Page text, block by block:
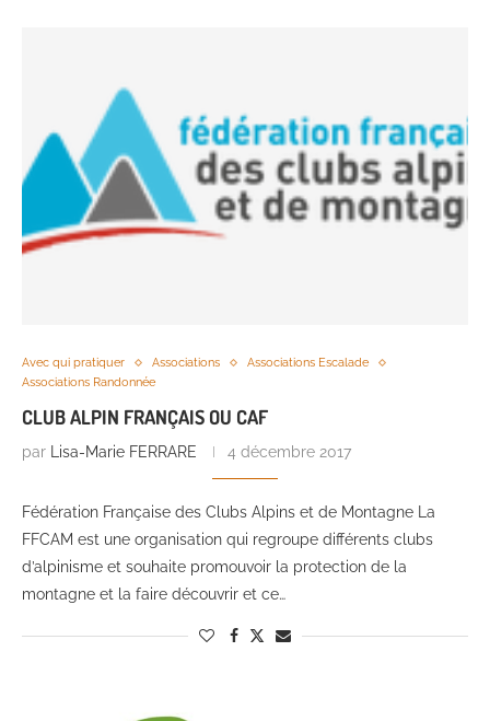
Avec qui pratiquer Associations
Associations Escalade
Associations Randonnée
CLUB ALPIN FRANÇAIS OU CAF
par Lisa-Marie FERRARE 4 décembre 2017
Fédération Française des Clubs Alpins et de Montagne La
FFCAM est une organisation qui regroupe différents clubs
d’alpinisme et souhaite promouvoir la protection de la
montagne et la faire découvrir et ce…